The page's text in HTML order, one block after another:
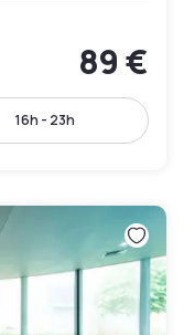
89 €
16h - 23h